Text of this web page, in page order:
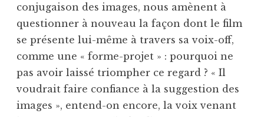
conjugaison des images, nous amènent à
questionner à nouveau la façon dont le film
se présente lui-même à travers sa voix-off,
comme une « forme-projet » : pourquoi ne
pas avoir laissé triompher ce regard ? « Il
voudrait faire confiance à la suggestion des
images », entend-on encore, la voix venant